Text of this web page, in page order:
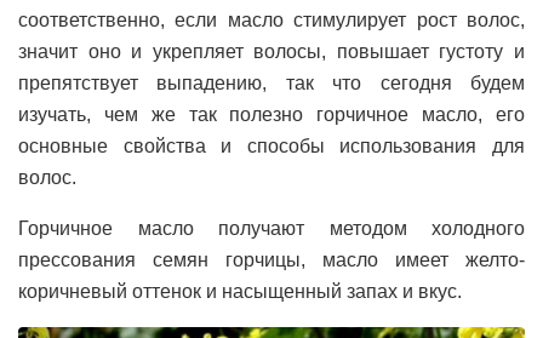
соответственно, если масло стимулирует рост волос,
значит оно и укрепляет волосы, повышает густоту и
препятствует выпадению, так что сегодня будем
изучать, чем же так полезно горчичное масло, его
основные свойства и способы использования для
волос.
Горчичное масло получают методом холодного
прессования семян горчицы, масло имеет желто-
коричневый оттенок и насыщенный запах и вкус.